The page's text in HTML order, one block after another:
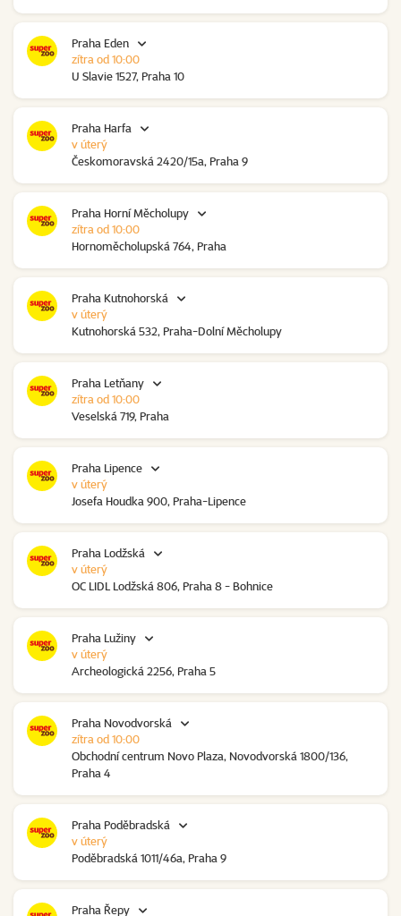
Praha Eden
U Slavie 1527, Praha 10
zítra od 10:00
Praha Harfa
Českomoravská 2420/15a, Praha 9
v úterý
Praha Horní Měcholupy
Hornoměcholupská 764, Praha
zítra od 10:00
Praha Kutnohorská
Kutnohorská 532, Praha-Dolní Měcholupy
v úterý
Praha Letňany
Veselská 719, Praha
zítra od 10:00
Praha Lipence
Josefa Houdka 900, Praha-Lipence
v úterý
Praha Lodžská
OC LIDL Lodžská 806, Praha 8 - Bohnice
v úterý
Praha Lužiny
Archeologická 2256, Praha 5
v úterý
Praha Novodvorská
Obchodní centrum Novo Plaza, Novodvorská 1800/136,
Praha 4
zítra od 10:00
Praha Poděbradská
Poděbradská 1011/46a, Praha 9
v úterý
Praha Řepy